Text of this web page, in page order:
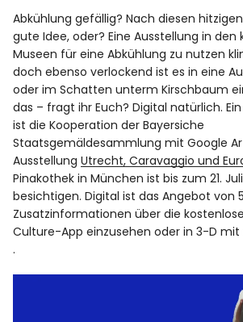
Abkühlung gefällig? Nach diesen
gute Idee, oder? Eine Ausstellung in den
Museen für eine Abkühlung zu nutzen
doch ebenso verlockend ist es in eine
oder im Schatten unterm Kirschbaum
das – fragt ihr Euch? Digital natürlich.
ist die Kooperation der Bayersiche
Staatsgemäldesammlung mit Google
AusstellungUtrecht, Caravaggio und
Pinakothek in München ist bis zum 21.
besichtigen. Digital ist das Angebot von
Zusatzinformationen über die
Culture-Appeinzusehen oder in 3-D
.